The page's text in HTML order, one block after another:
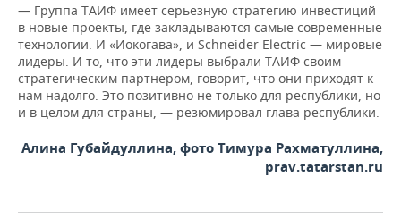
— Группа ТАИФ имеет серьезную стратегию инвестиций
в новые проекты, где закладываются самые современные
технологии. И «Иокогава», и Schneider Electric — мировые
лидеры. И то, что эти лидеры выбрали ТАИФ своим
стратегическим партнером, говорит, что они приходят к
нам надолго. Это позитивно не только для республики, но
и в целом для страны, — резюмировал глава республики.
Алина Губайдуллина, фото Тимура Рахматуллина,
prav.tatarstan.ru